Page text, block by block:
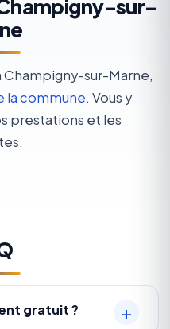
sur-
Champigny-sur-Marne,
la commune. Vous y
prestations et les
gratuit ?